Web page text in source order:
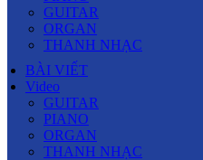
GUITAR
ORGAN
THANH NHẠC
BÀI VIẾT
Video
GUITAR
PIANO
ORGAN
THANH NHẠC